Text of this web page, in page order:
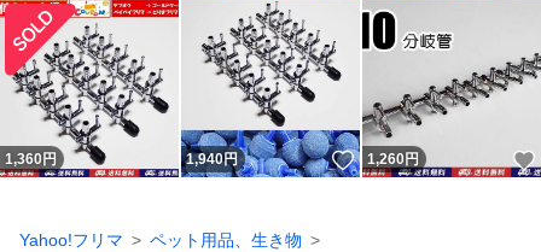
1,360 円 1,940円 いいね！
1,260円
Yahoo!フリマ
ペット用品、生き物